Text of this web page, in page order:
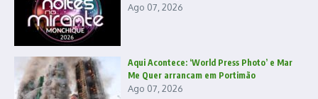
Ago 07, 2026
Aqui Acontece: ‘World Press Photo’ e Mar
Me Quer arrancam em Portimão
Ago 07, 2026